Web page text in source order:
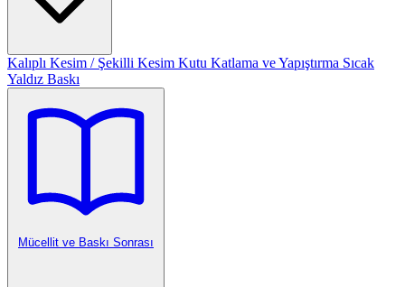
Kalıplı Kesim / Şekilli Kesim Kutu Katlama ve Yapıştırma Sıcak
Yaldız Baskı
Mücellit ve Baskı Sonrası